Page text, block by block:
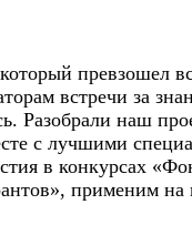
превзошел
встречи за
Разобрали наш
с лучшими
в конкурсах
применим на